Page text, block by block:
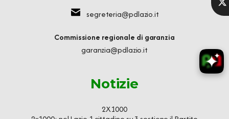
segreteria@pdlazio.it
Commissione regionale di garanzia
garanzia@pdlazio.it
Notizie
2X1000